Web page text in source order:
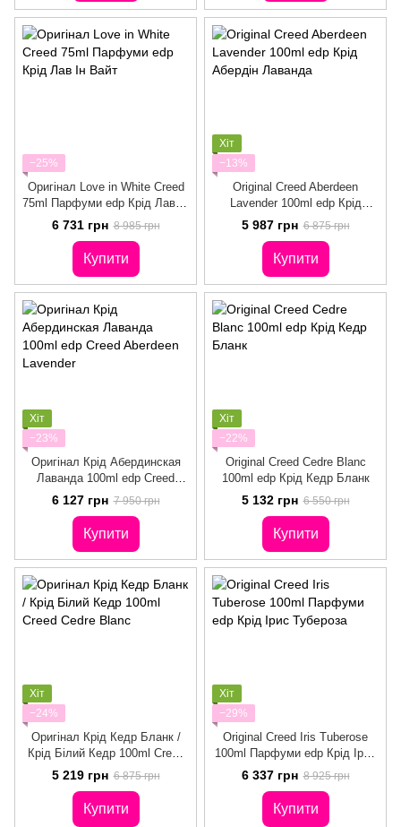
−25%
Оригінал Love in White Creed
75ml Парфуми edp Крід Лав Ін
Вайт
6 731 грн 8 985 грн
Купити
Хіт
−13%
Original Creed Aberdeen
Lavender 100ml edp Крід
Абердін Лаванда
5 987 грн 6 875 грн
Купити
Хіт
−23%
Оригінал Крід Абердинская
Лаванда 100ml edp Creed
Aberdeen Lavender
6 127 грн 7 950 грн
Купити
Хіт
−22%
Original Creed Cedre Blanc
100ml edp Крід Кедр Бланк
5 132 грн 6 550 грн
Купити
Хіт
−24%
Оригінал Крід Кедр Бланк /
Крід Білий Кедр 100ml Creed
Cedre Blanc
5 219 грн 6 875 грн
Купити
Хіт
−29%
Original Creed Iris Tuberose
100ml Парфуми edp Крід Ірис
Тубероза
6 337 грн 8 925 грн
Купити